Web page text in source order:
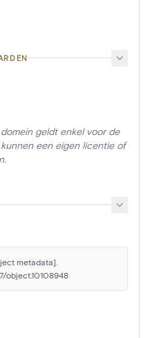
geldt enkel voor de
een eigen licentie of
metadata].
object.10108948